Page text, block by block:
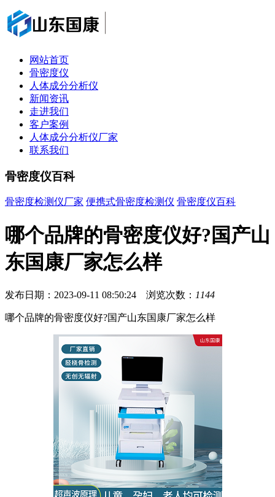
网站首页
骨密度仪
人体成分分析仪
新闻资讯
走进我们
客户案例
人体成分分析仪厂家
联系我们
骨密度仪百科
骨密度检测仪厂家 便携式骨密度检测仪 骨密度仪百科
哪个品牌的骨密度仪好?国产山
东国康厂家怎么样
发布日期：2023-09-11 08:50:24 浏览次数： 1144
哪个品牌的骨密度仪好?国产山东国康厂家怎么样